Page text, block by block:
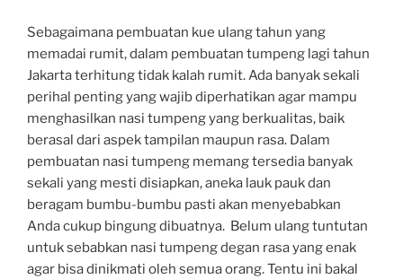
Sebagaimana pembuatan kue ulang tahun yang
memadai rumit, dalam pembuatan tumpeng lagi tahun
Jakarta terhitung tidak kalah rumit. Ada banyak sekali
perihal penting yang wajib diperhatikan agar mampu
menghasilkan nasi tumpeng yang berkualitas, baik
berasal dari aspek tampilan maupun rasa. Dalam
pembuatan nasi tumpeng memang tersedia banyak
sekali yang mesti disiapkan, aneka lauk pauk dan
beragam bumbu-bumbu pasti akan menyebabkan
Anda cukup bingung dibuatnya. Belum ulang tuntutan
untuk sebabkan nasi tumpeng degan rasa yang enak
agar bisa dinikmati oleh semua orang. Tentu ini bakal